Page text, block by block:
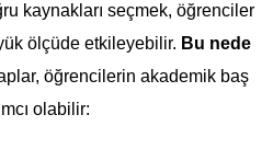
kaynakları seçmek, öğrenciler
ölçüde etkileyebilir. Bu nede
öğrencilerin akademik baş
olabilir: